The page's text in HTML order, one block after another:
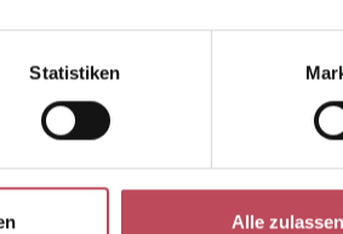
Statistiken
Alle zulassen